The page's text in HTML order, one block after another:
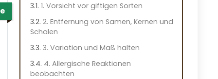
1. Vorsicht vor giftigen Sorten
2. Entfernung von Samen, Kernen und
Schalen
3. Variation und Maß halten
4. Allergische Reaktionen
beobachten